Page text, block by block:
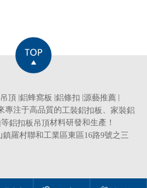
頂|鋁蜂窩板 |鋁條扣 |源藝推薦|
專注于高品質的工裝鋁扣板 、 家裝鋁
等鋁扣板吊頂材料研發和生產！
羅村聯和工業區東區16路9號之三